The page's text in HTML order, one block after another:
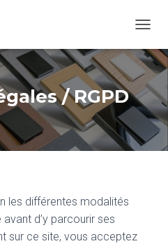
É
P
L
E
R
A
/ RGPD
les différentes modalités
d’y parcourir ses
sur ce site, vous acceptez